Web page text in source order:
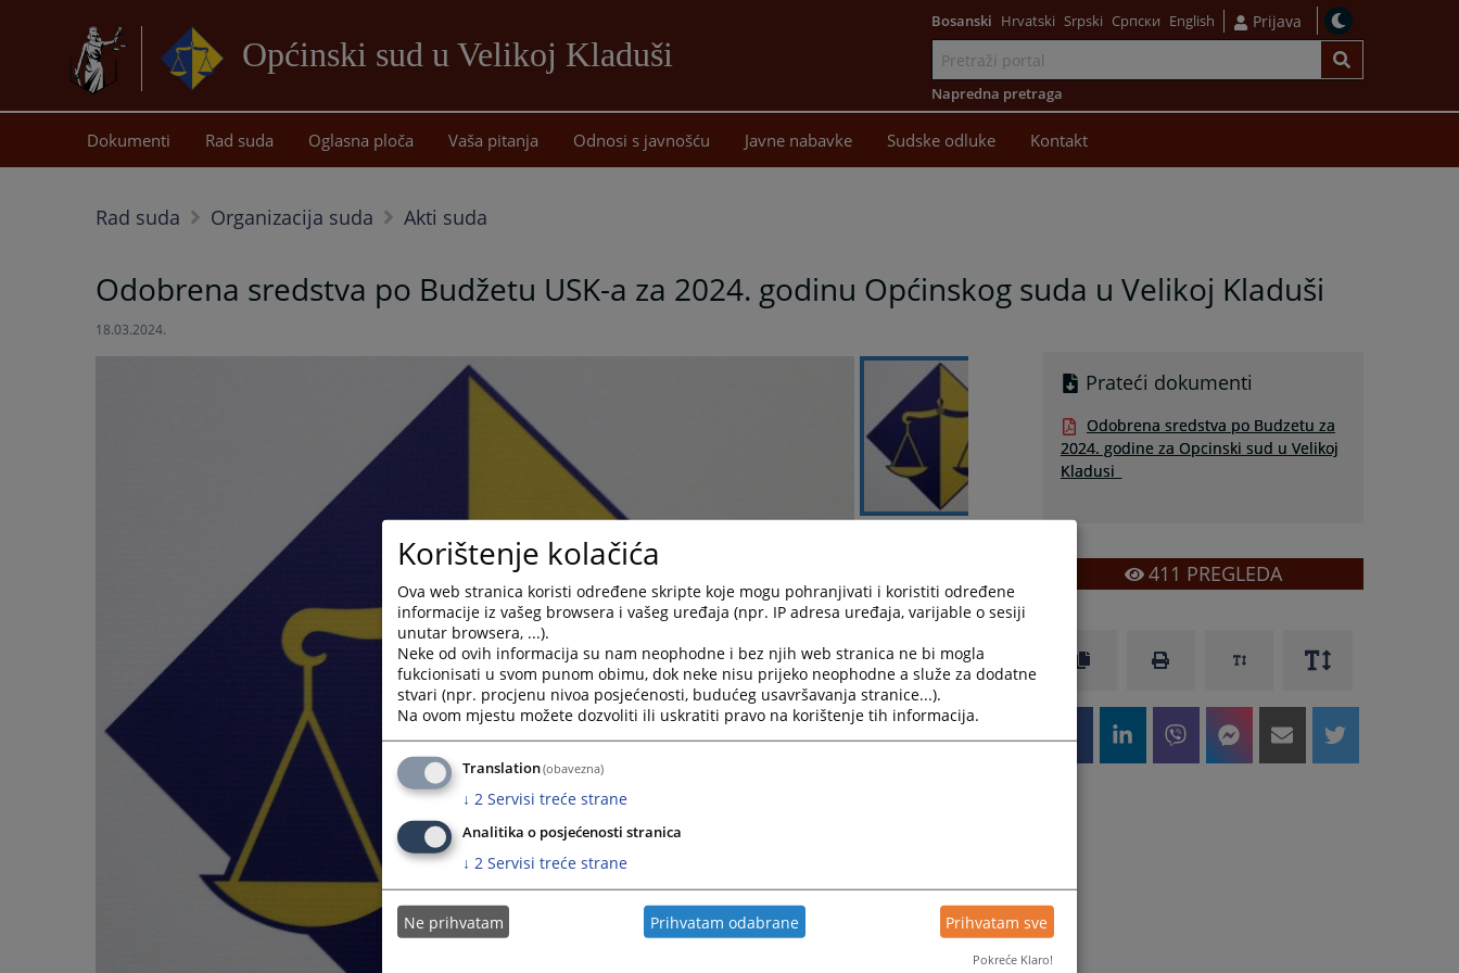
Općinski sud u Velikoj Kladuši
sadržaj
Bosanski Hrvatski Srpski Српски English Prijava
Napredna pretraga
Dokumenti Rad suda Oglasna ploča Vaša pitanja Odnosi s javnošću Javne nabavke Sudske odluke Kontakt
Rad suda Organizacija suda Akti suda
Odobrena sredstva po Budžetu USK-a za 2024. godinu Općinskog suda u Velikoj Kladuši
18.03.2024.
Prateći dokumenti
Odobrena sredstva po Budzetu za
2024. godine za Opcinski sud u Velikoj
Kladusi_
411 PREGLEDA
Korištenje kolačića
Ova web stranica koristi određene skripte koje mogu pohranjivati i koristiti određene
informacije iz vašeg browsera i vašeg uređaja (npr. IP adresa uređaja, varijable o sesiji
unutar browsera, ...).
Neke od ovih informacija su nam neophodne i bez njih web stranica ne bi mogla
fukcionisati u svom punom obimu, dok neke nisu prijeko neophodne a služe za dodatne
stvari (npr. procjenu nivoa posjećenosti, budućeg usavršavanja stranice...).
Na ovom mjestu možete dozvoliti ili uskratiti pravo na korištenje tih informacija.
Translation(obavezna)
↓ 2 Servisi treće strane
Analitika o posjećenosti stranica
↓ 2 Servisi treće strane
Ne prihvatam Prihvatam odabrane Prihvatam sve
Pokreće Klaro!